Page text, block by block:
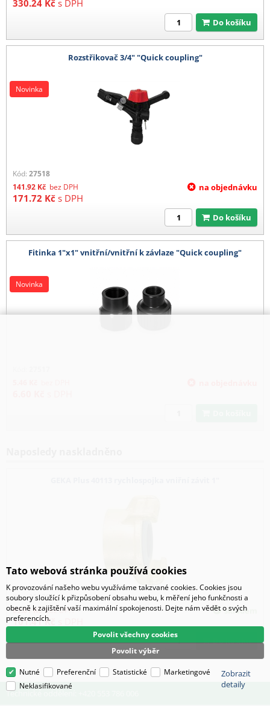
330.24 Kč s DPH
Do košíku
Rozstřikovač 3/4" "Quick coupling"
Kód: 27518
141.92 Kč bez DPH
171.72 Kč s DPH
Novinka
na objednávku
Do košíku
Fitinka 1"x1" vnitřní/vnitřní k závlaze "Quick coupling"
Novinka
Kód:22139
83.81 Kčbez DPH
101.41Kč
skladem
Do košíku
Technické oddělení: +420 553 786 006
Tato webová stránka používá cookies
K provozování našeho webu využíváme takzvané cookies. Cookies jsou
soubory sloužící k přizpůsobení obsahu webu, k měření jeho funkčnosti a
obecně k zajištění vaší maximální spokojenosti. Dejte nám vědět o svých
preferencích.
Povolit výběr
Povolit všechny cookies
Nutné Preferenční Statistické
Marketingové
Neklasifikované
Zobrazit
detaily